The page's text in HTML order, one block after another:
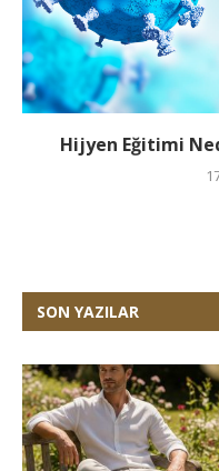
Hijyen Eğitimi
SON YAZILAR